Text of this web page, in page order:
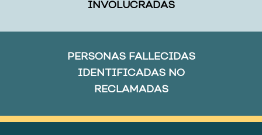
INVOLUCRADAS
PERSONAS FALLECIDAS
IDENTIFICADAS NO
RECLAMADAS